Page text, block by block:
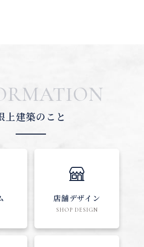
上建築のこと
店舗デザイン
SHOP DESIGN